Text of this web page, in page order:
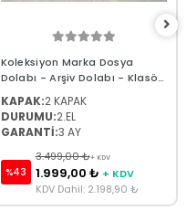
Koleksiyon Marka Dosya
Dolabı - Arşiv Dolabı - Klasör
M3268
KAPAK:2 KAPAK
DURUMU:2.EL
GARANTİ:3 AY
%43
3.499,00 ₺+ KDV
1.999,00 ₺ + KDV
KDV Dahil: 2.198,90 ₺